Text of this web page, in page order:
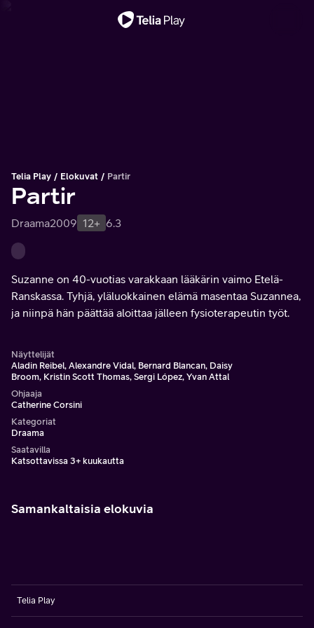
Telia Play Elokuvat Partir
Partir
Draama2009 12+ 6.3
Suzanne on 40-vuotias varakkaan lääkärin vaimo Etelä-
Ranskassa. Tyhjä, yläluokkainen elämä masentaa Suzannea,
ja niinpä hän päättää aloittaa jälleen fysioterapeutin työt.
Näyttelijät
Aladin Reibel, Alexandre Vidal, Bernard Blancan, Daisy
Broom, Kristin Scott Thomas, Sergi López, Yvan Attal
Ohjaaja
Catherine Corsini
Kategoriat
Draama
Saatavilla
Katsottavissa 3+ kuukautta
Samankaltaisia elokuvia
Telia Play